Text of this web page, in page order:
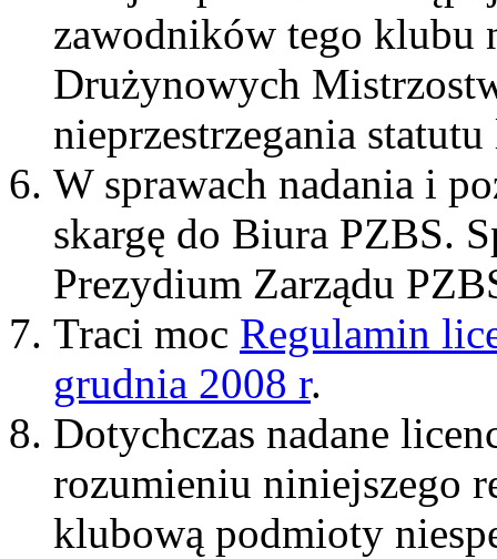
zawodników tego klubu
Drużynowych
nieprzestrzegania
W sprawach nadania i
skargę do Biura PZBS.
Prezydium Zarządu
Traci moc Regulamin
grudnia 2008 r.
Dotychczas nadane
rozumieniu niniejszego
klubową podmioty